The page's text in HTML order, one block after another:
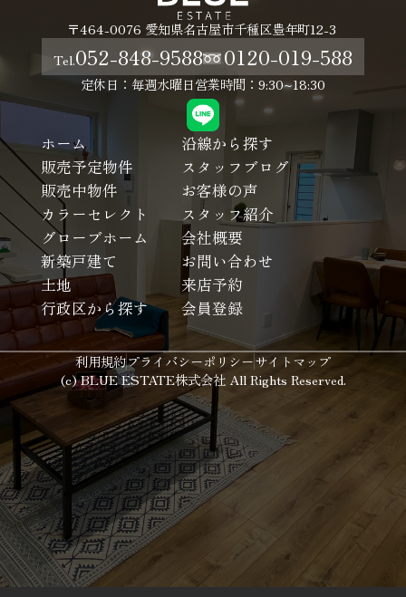
〒464-0076 愛知県名古屋市千種区豊年町12-3
Tel.052-848-9588 0120-019-588
定休日：毎週水曜日営業時間：9:30~18:30
ホーム
沿線から探す
販売予定物件
スタッフブログ
販売中物件
お客様の声
カラーセレクト
スタッフ紹介
グローブホーム
会社概要
新築戸建て
お問い合わせ
土地
来店予約
行政区から探す
会員登録
利用規約プライバシーポリシーサイトマップ
(c) BLUE ESTATE株式会社 All Rights Reserved.